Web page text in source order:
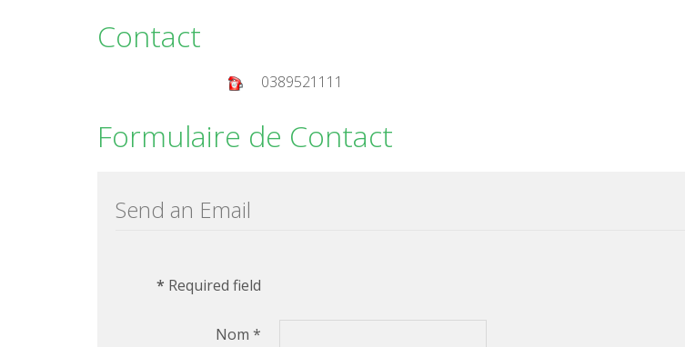
Contact
0389521111
Formulaire de Contact
Send an Email
* Required field
Nom *